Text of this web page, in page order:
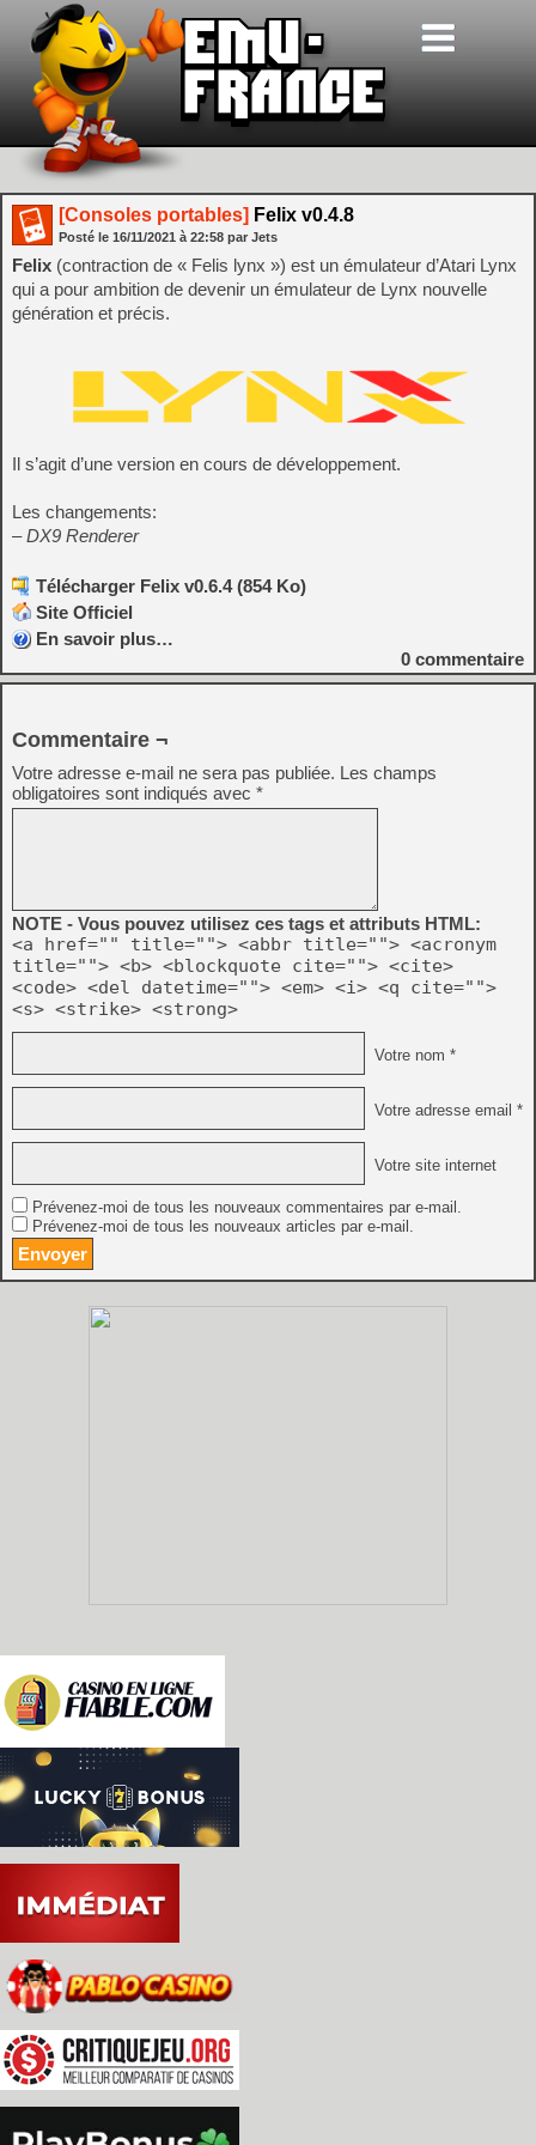
[Consoles portables] Felix v0.4.8
Posté le 16/11/2021 à 22:58 par Jets
Felix (contraction de « Felis lynx ») est un émulateur d’Atari Lynx
qui a pour ambition de devenir un émulateur de Lynx nouvelle
génération et précis.
Il s’agit d’une version en cours de développement.
Les changements:
– DX9 Renderer
Télécharger Felix v0.6.4 (854 Ko)
Site Officiel
En savoir plus…
0 commentaire
Commentaire ¬
Votre adresse e-mail ne sera pas publiée. Les champs
obligatoires sont indiqués avec *
NOTE - Vous pouvez utilisez ces tags et attributs HTML:
<a href="" title=""> <abbr title=""> <acronym
title=""> <b> <blockquote cite=""> <cite>
<code> <del datetime=""> <em> <i> <q cite="">
<s> <strike> <strong>
Votre nom *
Votre adresse email *
Votre site internet
Prévenez-moi de tous les nouveaux commentaires par e-mail.
Prévenez-moi de tous les nouveaux articles par e-mail.